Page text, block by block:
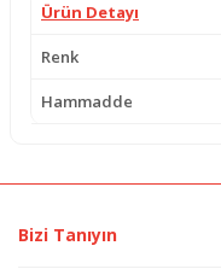
Ürün Detayı
Renk
Hammadde
Bizi Tanıyın